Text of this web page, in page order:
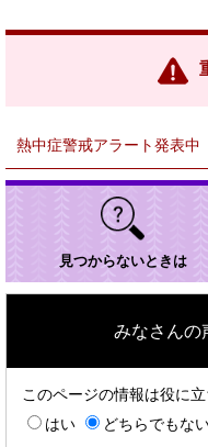
リ
熱中症警戒アラート発表中
見つからないときは
みなさんの
このページの情報は役に
はい
どちらでもな